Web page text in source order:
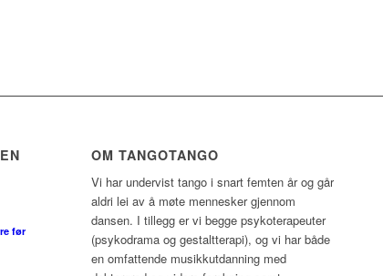
før
OM TANGOTANGO
Vi har undervist tango i snart femten år og går
aldri lei av å møte mennesker gjennom
dansen. I tillegg er vi begge psykoterapeuter
(psykodrama og gestaltterapi), og vi har både
en omfattende musikkutdanning med